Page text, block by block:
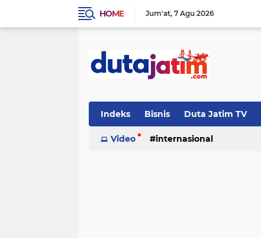
HOME Jum'at 7 Agu 2026
Indeks Bisnis Duta Jatim TV
Video internasional